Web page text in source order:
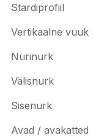
Stardiprofiil
Vertikaalne vuuk
Nürinurk
Välisnurk
Sisenurk
Avad / avakatted